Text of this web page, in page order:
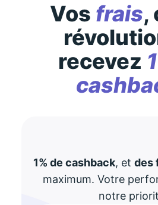
Vos frais,
recevez
1% de cashback, et des
maximum. Votre
notre